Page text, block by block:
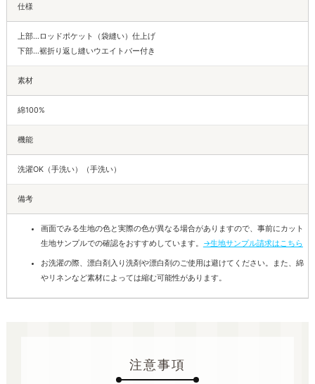
仕様
上部…ロッドポケット（袋縫い）仕上げ
下部…裾折り返し縫いウエイトバー付き
素材
綿100%
機能
洗濯OK（手洗い）（手洗い）
備考
画面でみる生地の色と実際の色が異なる場合がありますので、事前にカット
生地サンプルでの確認をおすすめしています。 →生地サンプル請求はこちら
お洗濯の際、漂白剤入り洗剤や漂白剤のご使用は避けてください。また、綿
やリネンなど素材によっては縮む可能性があります。
注意事項